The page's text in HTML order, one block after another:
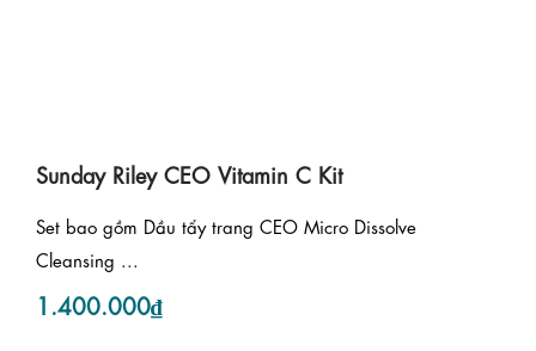
Sunday Riley CEO Vitamin C Kit
Set bao gồm Dầu tẩy trang CEO Micro Dissolve
Cleansing ...
1.400.000₫